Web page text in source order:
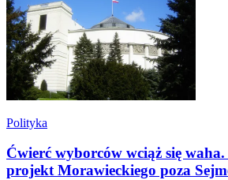
Polityka
Ćwierć wyborców wciąż się
projekt Morawieckiego poza